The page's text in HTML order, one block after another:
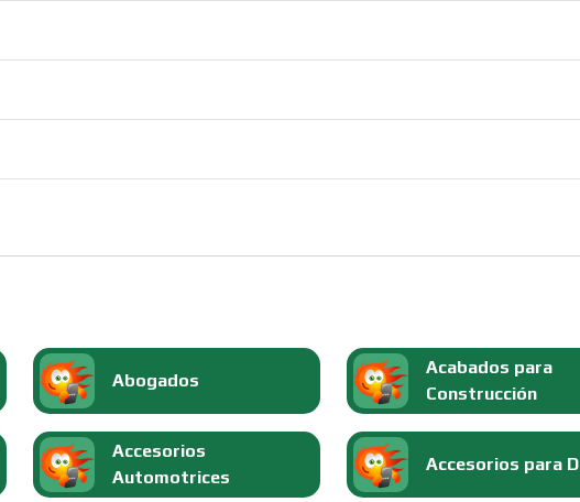
Abogados
Acabados para
Construcción
Accesorios
Automotrices
Accesorios para